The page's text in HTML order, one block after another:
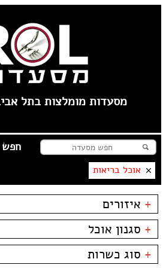
מסעדות מומלצות בתל אביב
אוכל בריאות
+ איזורים
תל אביב
פלורנטין
טיילת תל אביב
צפון תל אביב
+ סגנון אוכל
בשרים
דגים
ביסטרו
+ סוג כשרות